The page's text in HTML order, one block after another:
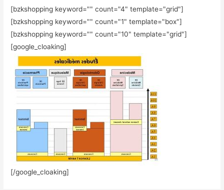
[bzkshopping keyword="" count="4" template="grid"]
[bzkshopping keyword="" count="1" template="box"]
[bzkshopping keyword="" count="10" template="grid"]
[google_cloaking]
[/google_cloaking]